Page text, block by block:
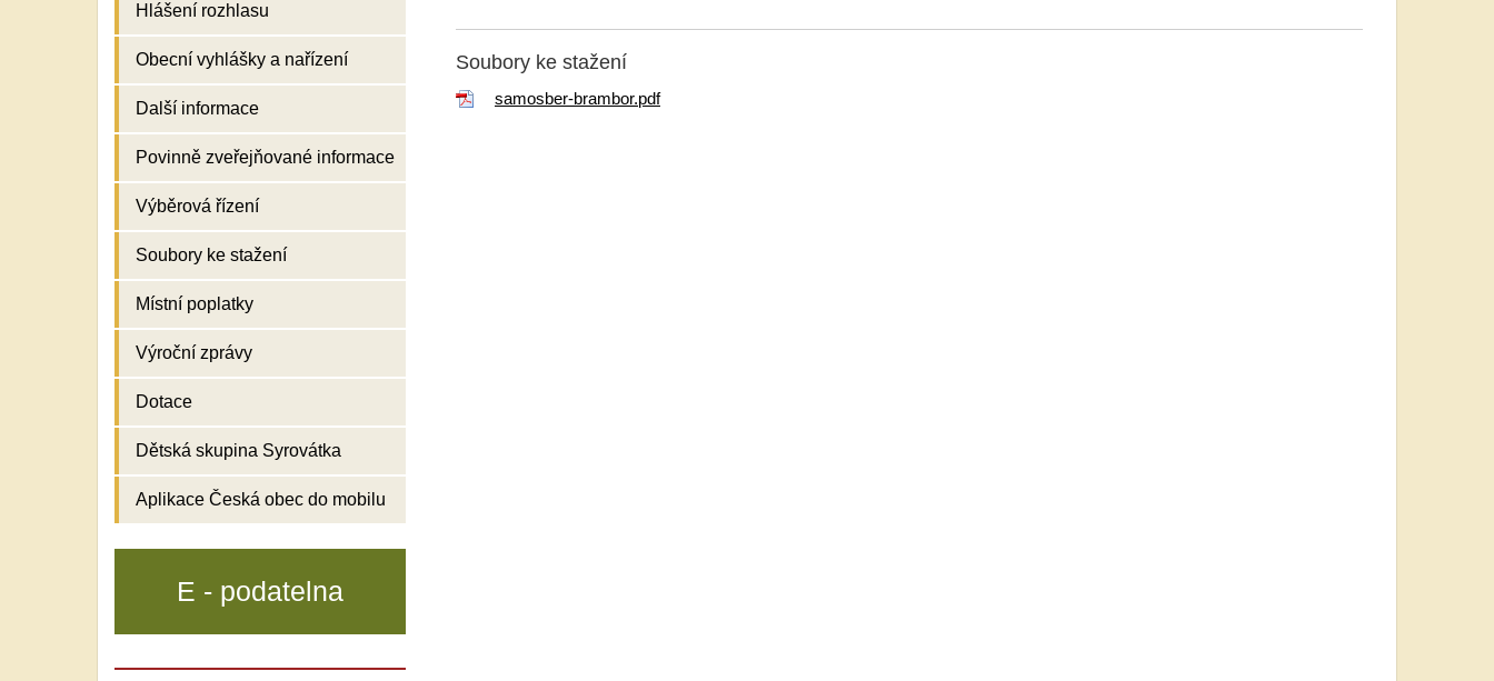
Hlášení rozhlasu
Obecní vyhlášky a nařízení
Další informace
Povinně zveřejňované informace
Výběrová řízení
Soubory ke stažení
Místní poplatky
Výroční zprávy
Dotace
Dětská skupina Syrovátka
Aplikace Česká obec do mobilu
Soubory ke stažení
samosber-brambor.pdf
E - podatelna